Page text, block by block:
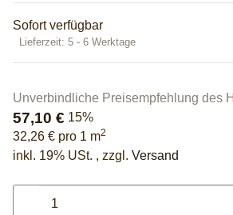
Sofort verfügbar
Lieferzeit: 5 - 6 Werktage
Unverbindliche Preisempfehlung des
57,10 € 15%
32,26 € pro 1 m2
inkl. 19% USt. , zzgl. Versand